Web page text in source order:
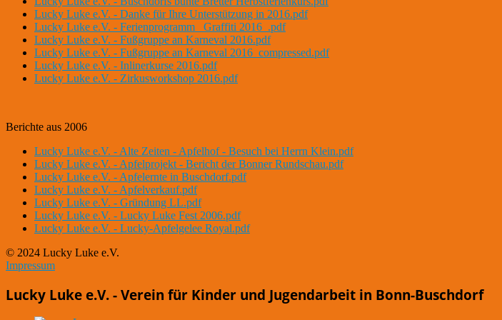
Lucky Luke e.V. - Danke für Ihre Unterstützung in 2016.pdf
Lucky Luke e.V. - Ferienprogramm _Graffiti 2016_.pdf
Lucky Luke e.V. - Fußgruppe an Karneval 2016.pdf
Lucky Luke e.V. - Fußgruppe an Karneval 2016_compressed.pdf
Lucky Luke e.V. - Inlinerkurse 2016.pdf
Lucky Luke e.V. - Zirkusworkshop 2016.pdf
Berichte aus 2006
Lucky Luke e.V. - Alte Zeiten - Apfelhof - Besuch bei Herrn Klein.pdf
Lucky Luke e.V. - Apfelprojekt - Bericht der Bonner Rundschau.pdf
Lucky Luke e.V. - Apfelernte in Buschdorf.pdf
Lucky Luke e.V. - Apfelverkauf.pdf
Lucky Luke e.V. - Gründung LL.pdf
Lucky Luke e.V. - Lucky Luke Fest 2006.pdf
Lucky Luke e.V. - Lucky-Apfelgelee Royal.pdf
© 2024 Lucky Luke e.V.
Impressum
Lucky Luke e.V. - Verein für Kinder und Jugendarbeit in Bonn-Buschdorf